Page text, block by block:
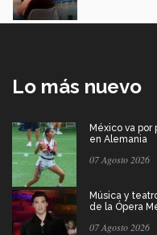
Lo más nuevo
México va
en Alemania
07 Agosto 2026
Música y
de la Ópera
07 Agosto 2026